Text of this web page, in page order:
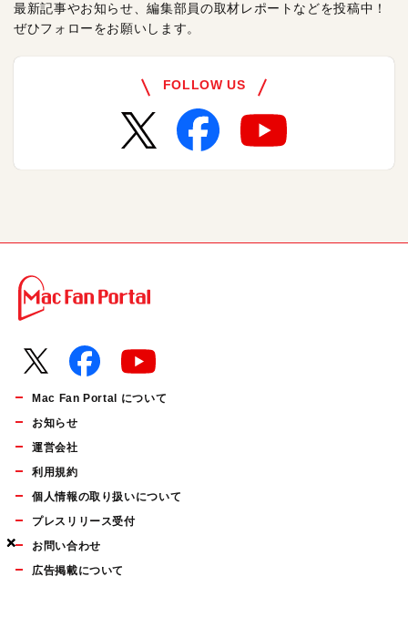
×
×
×
最新記事やお知らせ、編集部員の取材レポートなどを投稿中！
ぜひフォローをお願いします。
FOLLOW US
Mac Fan Portal について
お知らせ
運営会社
利用規約
個人情報の取り扱いについて
プレスリリース受付
お問い合わせ
広告掲載について